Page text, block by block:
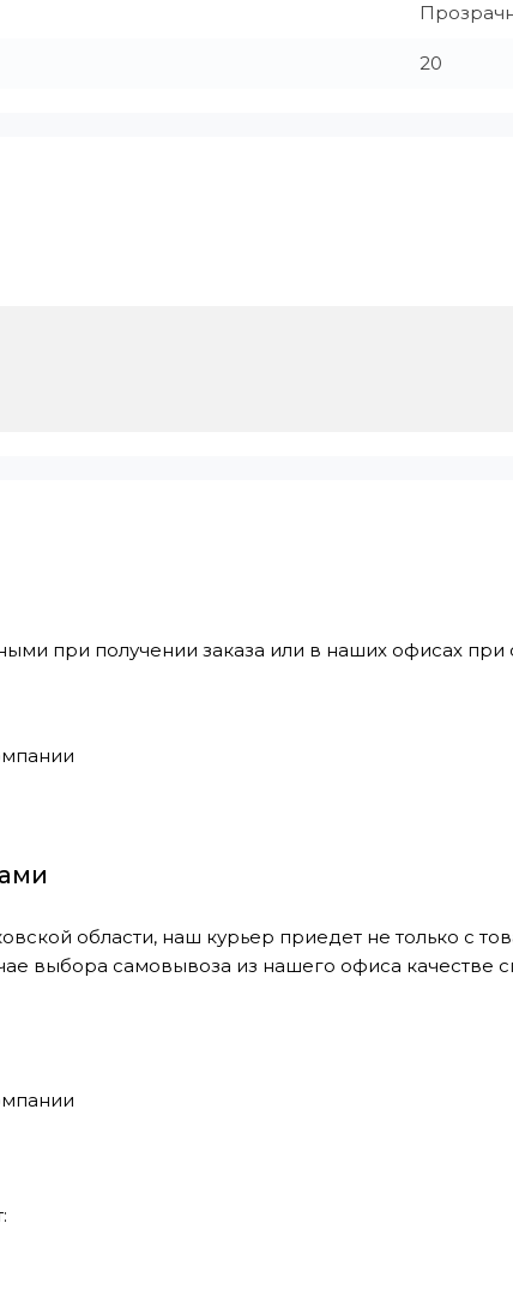
20
при получении заказа или в наших офисах при
области, наш курьер приедет не только с
выбора самовывоза из нашего офиса качестве